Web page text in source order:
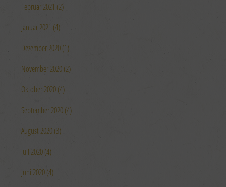
Februar 2021 (2)
Januar 2021 (4)
Dezember 2020 (1)
November 2020 (2)
Oktober 2020 (4)
September 2020 (4)
August 2020 (3)
Juli 2020 (4)
Juni 2020 (4)